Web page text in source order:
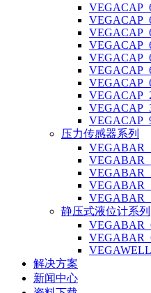
压力传感器系列
静压式液位计系列
解决方案
新闻中心